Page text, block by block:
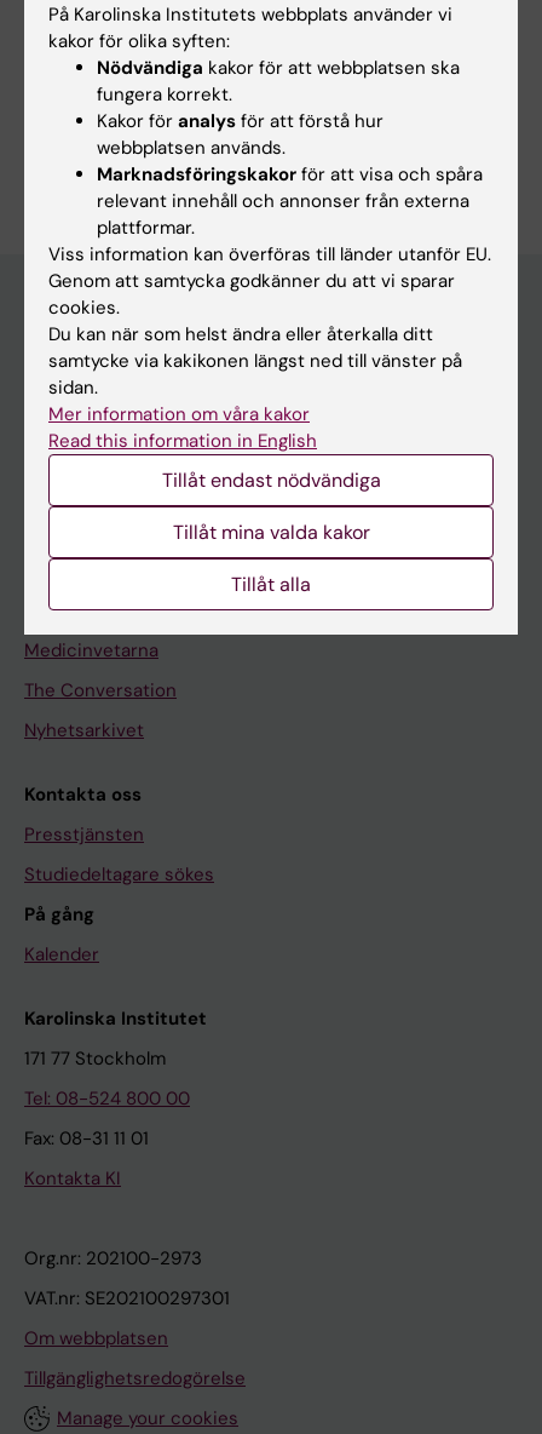
Upptäck KI
Utbildning
Forskarutbildning
Forskning
Om KI
Redaktionellt material
Medicinsk Vetenskap
Medicinvetarna
The Conversation
Nyhetsarkivet
Kontakta oss
Presstjänsten
Studiedeltagare sökes
På gång
Kalender
Karolinska Institutet
171 77 Stockholm
Tel: 08-524 800 00
Fax: 08-31 11 01
Kontakta KI
Org.nr: 202100-2973
VAT.nr: SE202100297301
Om webbplatsen
Tillgänglighetsredogörelse
Manage your cookies
På Karolinska Institutets webbplats använder vi
kakor för olika syften:
Nödvändiga kakor för att webbplatsen ska
fungera korrekt.
Kakor för analys för att förstå hur
webbplatsen används.
Marknadsföringskakor för att visa och spåra
relevant innehåll och annonser från externa
plattformar.
Viss information kan överföras till länder utanför EU.
Genom att samtycka godkänner du att vi sparar
cookies.
Du kan när som helst ändra eller återkalla ditt
samtycke via kakikonen längst ned till vänster på
sidan.
Mer information om våra kakor
Read this information in English
Tillåt endast nödvändiga
Tillåt mina valda kakor
Tillåt alla